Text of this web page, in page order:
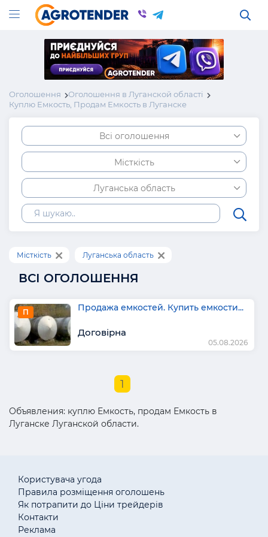
Оголошення
Оголошення в Луганской області
Куплю Емкость, Продам Емкость в Луганске
Всі оголошення
Місткість
Луганська область
Місткість Луганська область
ВСІ ОГОЛОШЕННЯ
П Продажа емкостей. Купить емкости...
Договірна
05.08.2026
1
Объявления: куплю Емкость, продам Емкость в
Луганске Луганской области.
Користувача угода
Правила розміщення оголошень
Як потрапити до Ціни трейдерів
Контакти
Реклама